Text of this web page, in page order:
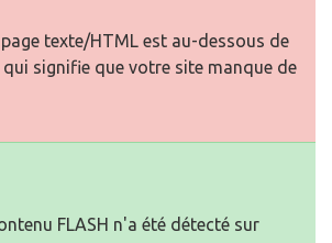
texte/HTML est au-dessous de
qui signifie que votre site manque de
FLASH n'a été détecté sur